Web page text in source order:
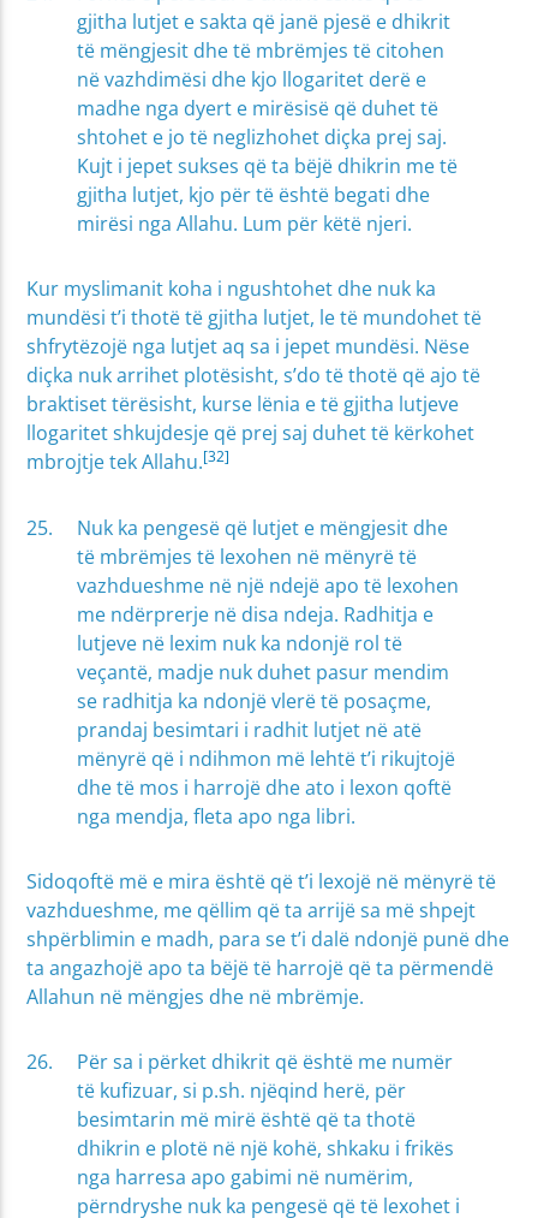
gjitha lutjet e sakta që janë pjesë e dhikrit
të mëngjesit dhe të mbrëmjes të citohen
në vazhdimësi dhe kjo llogaritet derë e
madhe nga dyert e mirësisë që duhet të
shtohet e jo të neglizhohet diçka prej saj.
Kujt i jepet sukses që ta bëjë dhikrin me të
gjitha lutjet, kjo për të është begati dhe
mirësi nga Allahu. Lum për këtë njeri.
Kur myslimanit koha i ngushtohet dhe nuk ka
mundësi t’i thotë të gjitha lutjet, le të mundohet të
shfrytëzojë nga lutjet aq sa i jepet mundësi. Nëse
diçka nuk arrihet plotësisht, s’do të thotë që ajo të
braktiset tërësisht, kurse lënia e të gjitha lutjeve
llogaritet shkujdesje që prej saj duhet të kërkohet
mbrojtje tek Allahu.[32]
Nuk ka pengesë që lutjet e mëngjesit dhe
të mbrëmjes të lexohen në mënyrë të
vazhdueshme në një ndejë apo të lexohen
me ndërprerje në disa ndeja. Radhitja e
lutjeve në lexim nuk ka ndonjë rol të
veçantë, madje nuk duhet pasur mendim
se radhitja ka ndonjë vlerë të posaçme,
prandaj besimtari i radhit lutjet në atë
mënyrë që i ndihmon më lehtë t’i rikujtojë
dhe të mos i harrojë dhe ato i lexon qoftë
nga mendja, fleta apo nga libri.
Sidoqoftë më e mira është që t’i lexojë në mënyrë të
vazhdueshme, me qëllim që ta arrijë sa më shpejt
shpërblimin e madh, para se t’i dalë ndonjë punë dhe
ta angazhojë apo ta bëjë të harrojë që ta përmendë
Allahun në mëngjes dhe në mbrëmje.
Për sa i përket dhikrit që është me numër
të kufizuar, si p.sh. njëqind herë, për
besimtarin më mirë është që ta thotë
dhikrin e plotë në një kohë, shkaku i frikës
nga harresa apo gabimi në numërim,
përndryshe nuk ka pengesë që të lexohet i